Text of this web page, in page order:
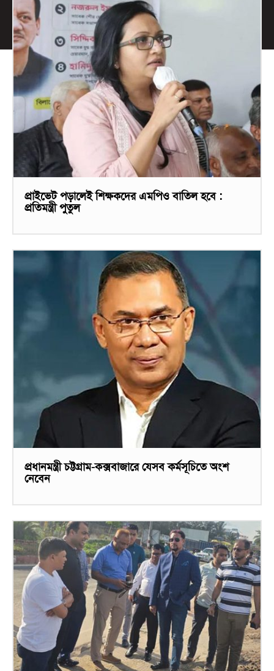
প্রাইভেট পড়ালেই শিক্ষকদের এমপিও বাতিল হবে :
প্রতিমন্ত্রী পুতুল
প্রধানমন্ত্রী চট্টগ্রাম-কক্সবাজারে যেসব কর্মসূচিতে অংশ
নেবেন